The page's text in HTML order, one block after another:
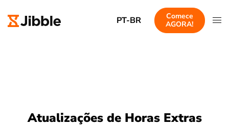
PT-BR
Comece
AGORA!
Atualizações de Horas Extras